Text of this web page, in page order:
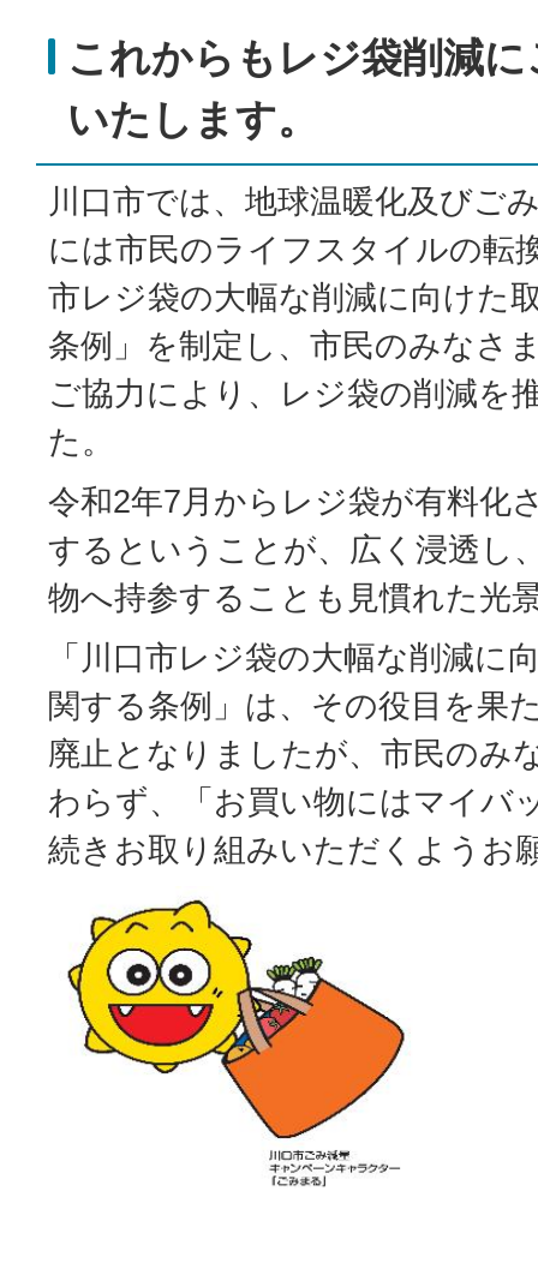
これからもレジ袋削減
いたします。
川口市では、地球温暖化及びご
には市民のライフスタイルの転
市レジ袋の大幅な削減に向けた
条例」を制定し、市民のみなさ
ご協力により、レジ袋の削減を
た。
令和2年7月からレジ袋が有料化
するということが、広く浸透し
物へ持参することも見慣れた光
「川口市レジ袋の大幅な削減に
関する条例」は、その役目を果
廃止となりましたが、市民のみ
わらず、「お買い物にはマイバ
続きお取り組みいただくようお